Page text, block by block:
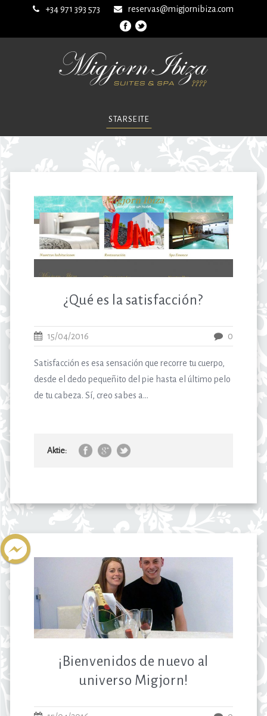
+34 971 393 573 reservas@migjornibiza.com
STARSEITE
¿Qué es la satisfacción?
15/04/2016 0
Satisfacción es esa sensación que recorre tu cuerpo,
desde el dedo pequeñito del pie hasta el último pelo
de tu cabeza. Sí, creo sabes a...
Aktie:
¡Bienvenidos de nuevo al
universo Migjorn!